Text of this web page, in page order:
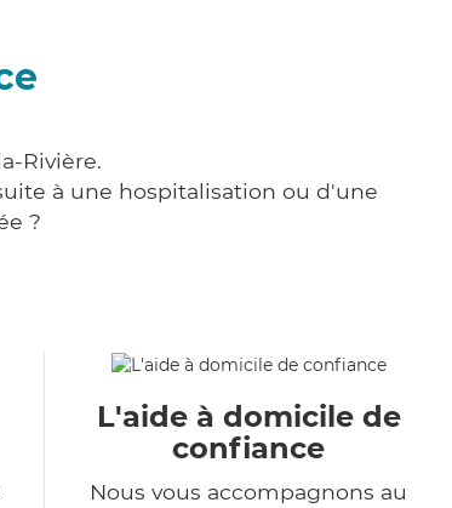
Rivière.
à une hospitalisation ou d'une
?
L'aide à domicile de
confiance
Nous vous accompagnons au